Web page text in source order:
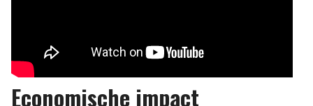
Economische impact